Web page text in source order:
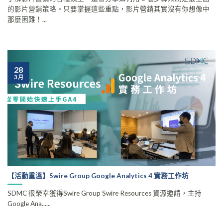
的影片營銷策略。只要掌握這些重點，影片營銷其實沒有你想像中
那麼困難！...
【活動重溫】Swire Group Google Analytics 4 實務工作坊
SDMC 很榮幸獲得Swire Group Swire Resources 資源邀請，主持
Google Ana......
28
3 月